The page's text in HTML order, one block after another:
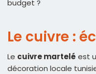
budget ?
Le cuivre :
Le cuivre martelé est
décoration locale